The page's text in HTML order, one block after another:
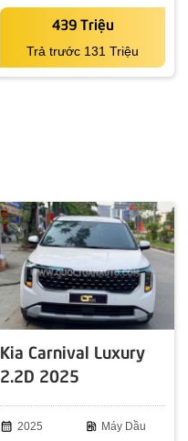
439 Triệu
Trả trước 131 Triệu
Kia Carnival Luxury
2.2D 2025
calendar_month 2025 ev_station Máy Dầu